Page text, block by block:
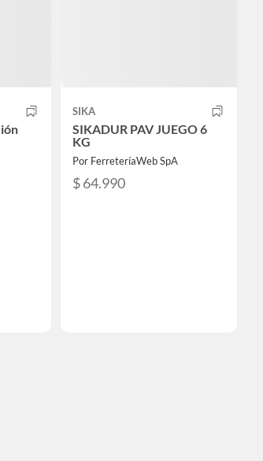
SIKA
SIKADUR PAV JUEGO 6
KG
Por FerreteríaWeb SpA
$ 64.990